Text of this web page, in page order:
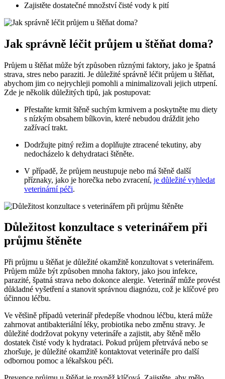
Zajistěte dostatečné množství čisté vody k pití
Jak správně léčit průjem u štěňat doma?
Průjem u štěňat může být způsoben různými faktory, jako je špatná
strava, stres nebo paraziti. Je důležité správně léčit průjem u štěňat,
abychom jim co nejrychleji pomohli a minimalizovali jejich utrpení.
Zde je několik důležitých tipů, jak postupovat:
Přestaňte krmit štěně suchým krmivem a poskytněte mu diety
s nízkým obsahem bílkovin, které nebudou dráždit jeho
zažívací trakt.
Dodržujte pitný režim a doplňujte ztracené tekutiny, aby
nedocházelo k dehydrataci štěněte.
V případě, že průjem neustupuje nebo má štěně další
příznaky, jako je horečka nebo zvracení, je důležité vyhledat
veterinární péči.
Důležitost konzultace s veterinářem při
průjmu štěněte
Při průjmu u štěňat je důležité okamžitě konzultovat s veterinářem.
Průjem může být způsoben mnoha faktory, jako jsou infekce,
parazité, špatná strava nebo dokonce alergie. Veterinář může provést
důkladné vyšetření a stanovit správnou diagnózu, což je klíčové pro
účinnou léčbu.
Ve většině případů veterinář předepíše vhodnou léčbu, která může
zahrnovat antibakteriální léky, probiotika nebo změnu stravy. Je
důležité dodržovat pokyny veterináře a zajistit, aby štěně mělo
dostatek čisté vody k hydrataci. Pokud průjem přetrvává nebo se
zhoršuje, je důležité okamžitě kontaktovat veterináře pro další
odbornou pomoc a lékařskou péči.